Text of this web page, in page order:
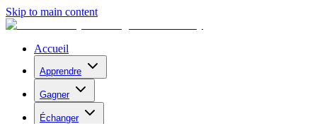
Skip to main content
Accueil
Apprendre
Gagner
Échanger